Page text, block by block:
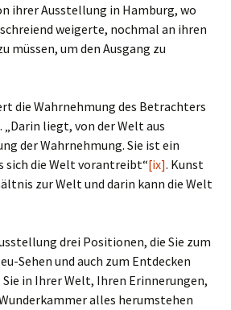
ihrer Ausstellung in Hamburg, wo
weigerte, nochmal an ihren
müssen, um den Ausgang zu
die Wahrnehmung des Betrachters
liegt, von der Welt aus
der Wahrnehmung. Sie ist ein
sich die Welt vorantreibt“[ix]. Kunst
zur Welt und darin kann die Welt
drei Positionen, die Sie zum
Sehen und auch zum Entdecken
Sie in Ihrer Welt, Ihren Erinnerungen,
alles herumstehen